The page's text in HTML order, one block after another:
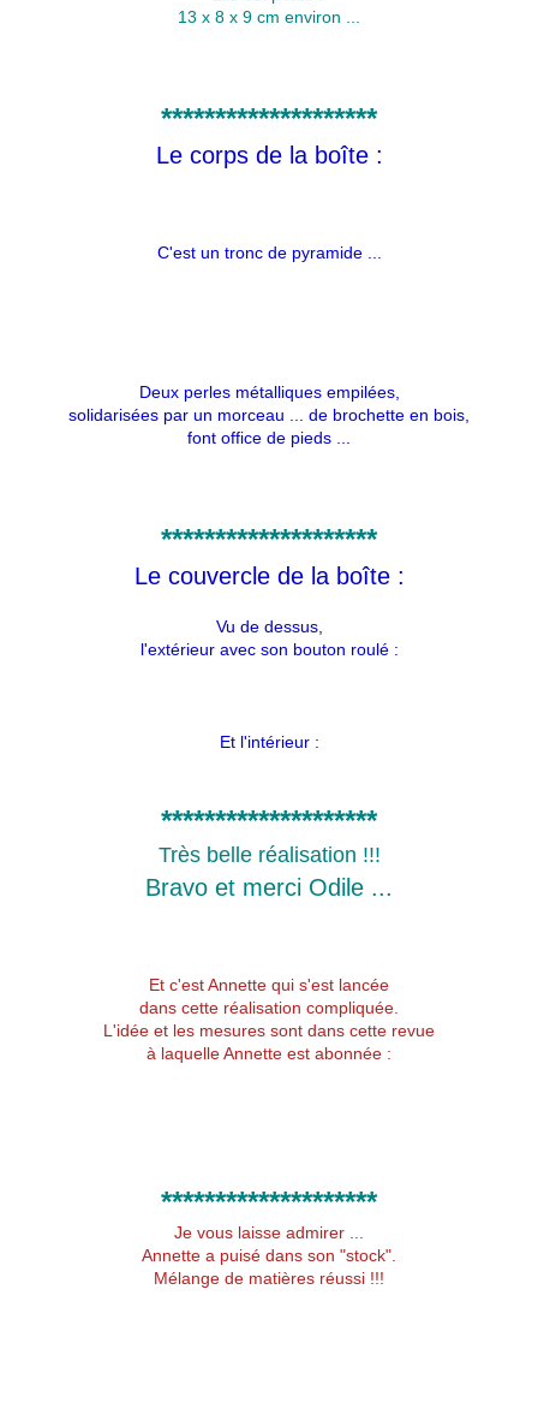
13 x 8 x 9 cm environ ...
********************
Le corps de la boîte :
C'est un tronc de pyramide ...
Deux perles métalliques empilées,
solidarisées par un morceau ... de brochette en bois,
font office de pieds ...
********************
Le couvercle de la boîte :
Vu de dessus,
l'extérieur avec son bouton roulé :
Et l'intérieur :
********************
Très belle réalisation !!!
Bravo et merci Odile ...
Et c'est Annette qui s'est lancée
dans cette réalisation compliquée.
L'idée et les mesures sont dans cette revue
à laquelle Annette est abonnée :
********************
Je vous laisse admirer ...
Annette a puisé dans son "stock".
Mélange de matières réussi !!!